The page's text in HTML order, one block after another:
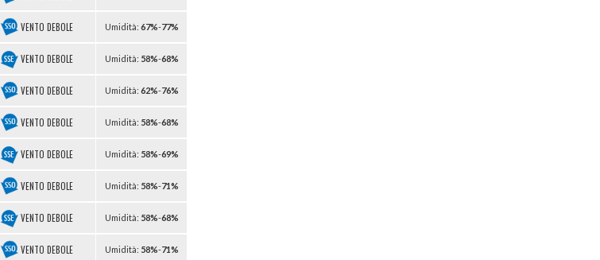
VENTO DEBOLE Umidità: 67%-77%
VENTO DEBOLE Umidità: 58%-68%
VENTO DEBOLE Umidità: 62%-76%
VENTO DEBOLE Umidità: 58%-68%
VENTO DEBOLE Umidità: 58%-69%
VENTO DEBOLE Umidità: 58%-71%
VENTO DEBOLE Umidità: 58%-68%
VENTO DEBOLE Umidità: 58%-71%